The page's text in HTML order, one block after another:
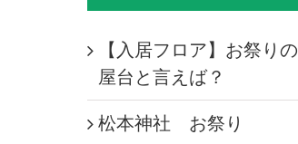
【入居フロア】お祭りの
屋台と言えば？
松本神社 お祭り